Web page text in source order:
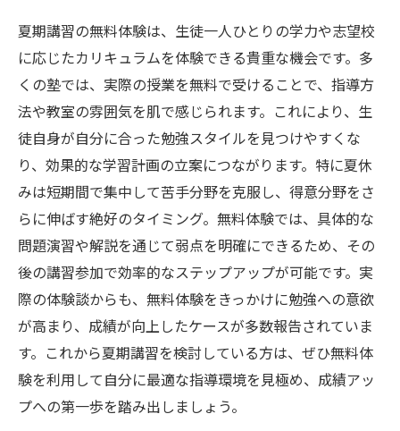
夏期講習の無料体験は、生徒一人ひとりの学力や志望校
に応じたカリキュラムを体験できる貴重な機会です。多
くの塾では、実際の授業を無料で受けることで、指導方
法や教室の雰囲気を肌で感じられます。これにより、生
徒自身が自分に合った勉強スタイルを見つけやすくな
り、効果的な学習計画の立案につながります。特に夏休
みは短期間で集中して苦手分野を克服し、得意分野をさ
らに伸ばす絶好のタイミング。無料体験では、具体的な
問題演習や解説を通じて弱点を明確にできるため、その
後の講習参加で効率的なステップアップが可能です。実
際の体験談からも、無料体験をきっかけに勉強への意欲
が高まり、成績が向上したケースが多数報告されていま
す。これから夏期講習を検討している方は、ぜひ無料体
験を利用して自分に最適な指導環境を見極め、成績アッ
プへの第一歩を踏み出しましょう。